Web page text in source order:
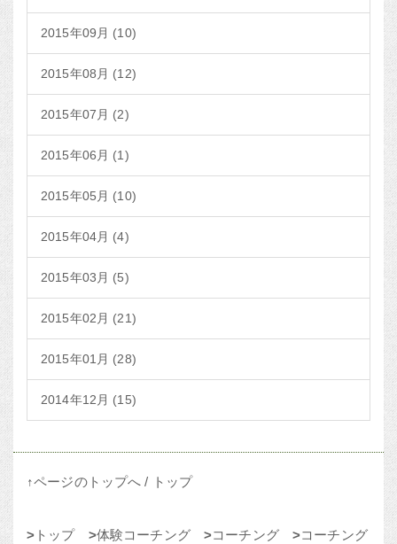
2015年09月 (10)
2015年08月 (12)
2015年07月 (2)
2015年06月 (1)
2015年05月 (10)
2015年04月 (4)
2015年03月 (5)
2015年02月 (21)
2015年01月 (28)
2014年12月 (15)
↑ページのトップへ / トップ
> トップ >体験コーチング >コーチング >コーチング